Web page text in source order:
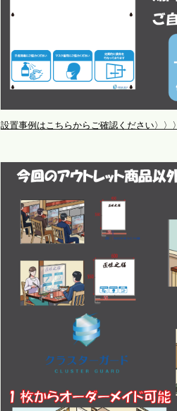
設置事例はこちらからご確認ください〉〉〉